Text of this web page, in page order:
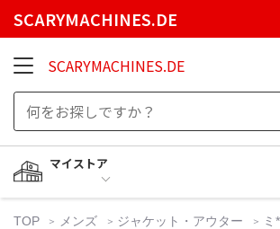
SCARYMACHINES.DE
SCARYMACHINES.DE
マイストア
TOP メンズ ジャケット・アウター